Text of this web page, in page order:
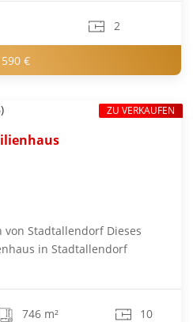
2
590 €
von Stadtallendorf Dieses
in Stadtallendorf
746 m² 10
ZU VERKAUFEN